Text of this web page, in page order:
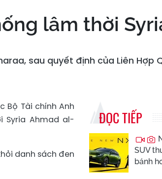
lâm thời
sau quyết định của Liên Hợp
Bộ Tài chính Anh
Ahmad al-
danh sách đen
ĐỌC TIẾP
SUV
bánh